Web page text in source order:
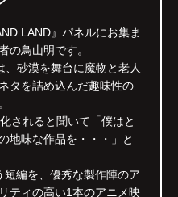
LAND』パネルにお集ま
の鳥山明です。
、砂漠を舞台に魔物と老人
タを詰め込んだ趣味性の
されると聞いて「僕はと
地味な作品を・・・」と
編を、優秀な製作陣のア
ティの高い1本のアニメ映